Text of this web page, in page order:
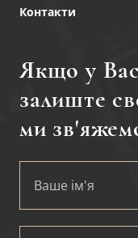
Контакти
Якщо у
залиште
ми